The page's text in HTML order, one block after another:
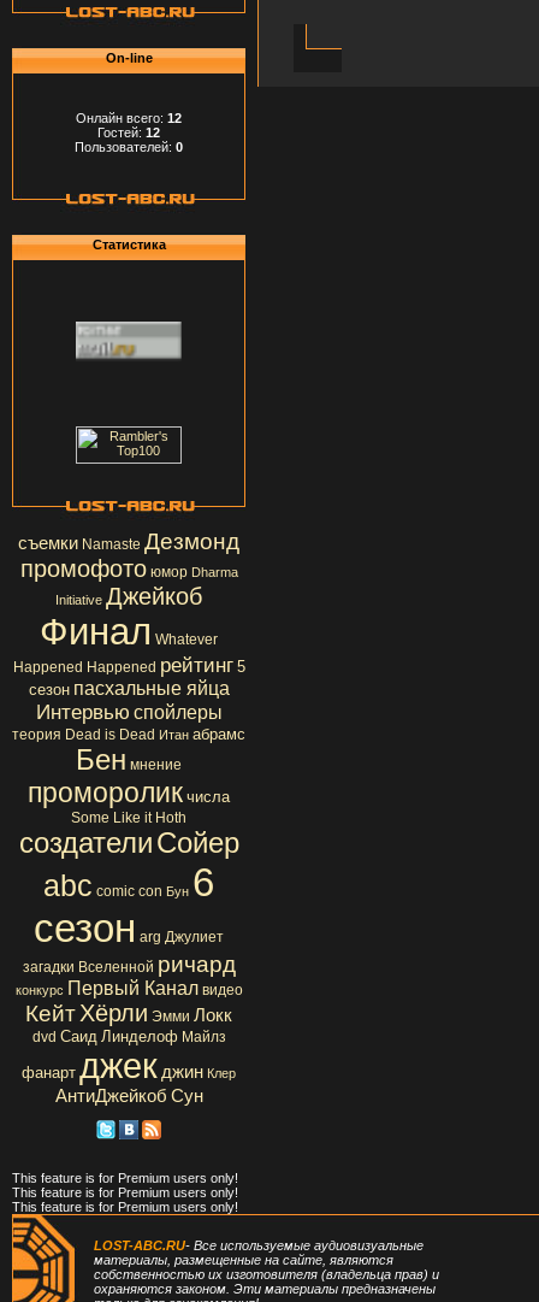
On-line
Онлайн всего: 12
Гостей: 12
Пользователей: 0
Статистика
съемки Namaste Дезмонд
промофото юмор Dharma
Initiative Джейкоб
Финал Whatever
Happened Happened рейтинг 5
сезон пасхальные яйца
Интервью спойлеры
теория Dead is Dead Итан абрамс
Бен мнение
проморолик числа
Some Like it Hoth
создателиСойер
abc comic con Бун 6
сезон arg Джулиет
загадки Вселенной ричард
конкурс Первый Канал видео
КейтХёрли Эмми Локк
dvd Саид Линделоф Майлз
фанарт джек джин Клер
АнтиДжейкоб Сун
This feature is for Premium users only!
This feature is for Premium users only!
This feature is for Premium users only!
LOST-ABC.RU- Все используемые аудиовизуальные
материалы, размещенные на сайте, являются
собственностью их изготовителя (владельца прав) и
охраняются законом. Эти материалы предназначены